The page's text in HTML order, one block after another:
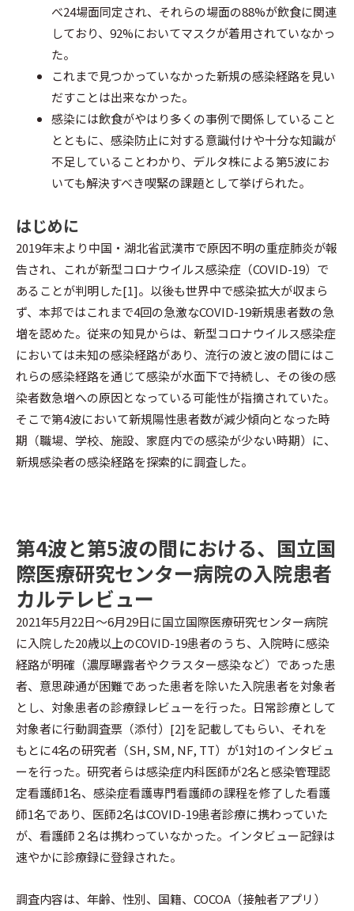
べ24場面同定され、それらの場面の88%が飲食に関連
しており、92%においてマスクが着用されていなかっ
た。
これまで見つかっていなかった新規の感染経路を見い
だすことは出来なかった。
感染には飲食がやはり多くの事例で関係していること
とともに、感染防止に対する意識付けや十分な知識が
不足していることわかり、デルタ株による第5波にお
いても解決すべき喫緊の課題として挙げられた。
はじめに
2019年末より中国・湖北省武漢市で原因不明の重症肺炎が報
告され、これが新型コロナウイルス感染症（COVID-19）で
あることが判明した[1]。以後も世界中で感染拡大が収まら
ず、本邦ではこれまで4回の急激なCOVID-19新規患者数の急
増を認めた。従来の知見からは、新型コロナウイルス感染症
においては未知の感染経路があり、流行の波と波の間にはこ
れらの感染経路を通じて感染が水面下で持続し、その後の感
染者数急増への原因となっている可能性が指摘されていた。
そこで第4波において新規陽性患者数が減少傾向となった時
期（職場、学校、施設、家庭内での感染が少ない時期）に、
新規感染者の感染経路を探索的に調査した。
第4波と第5波の間における、 国立国
際医療研究センター病院の入院患者
カルテレビュー
2021年5月22日～6月29日に国立国際医療研究センター病院
に入院した20歳以上のCOVID-19患者のうち、入院時に感染
経路が明確（濃厚曝露者やクラスター感染など）であった患
者、意思疎通が困難であった患者を除いた入院患者を対象者
とし、対象患者の診療録レビューを行った。日常診療として
対象者に行動調査票（添付）[2]を記載してもらい、それを
もとに4名の研究者（SH, SM, NF, TT）が1対1のインタビュ
ーを行った。研究者らは感染症内科医師が2名と感染管理認
定看護師1名、感染症看護専門看護師の課程を修了した看護
師1名であり、医師2名はCOVID-19患者診療に携わっていた
が、看護師２名は携わっていなかった。インタビュー記録は
速やかに診療録に登録された。
調査内容は、年齢、性別、国籍、COCOA（接触者アプリ）